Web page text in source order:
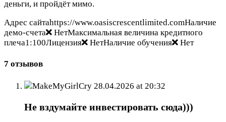
деньги, и пройдёт мимо.
Адрес сайтаhttps://www.oasiscrescentlimited.comНаличие
демо-счета
НетМаксимальная величина кредитного
плеча1:100Лицензия
НетНаличие обучения Нет
7 отзывов
MakeMyGirlCry 28.04.2026 at 20:32
Не вздумайте инвестировать сюда)))